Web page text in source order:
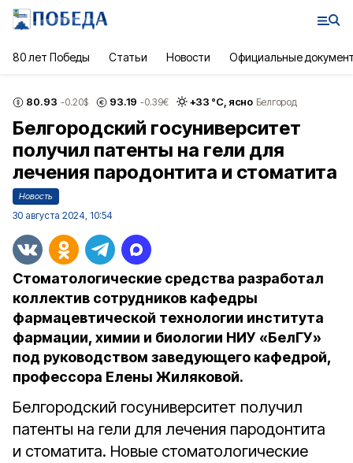
80 лет Победы Статьи Новости Официальные
80.93 -0.20$ 93.19 -0.39€ +33 °С, ясно Белгород
Белгородский госуниверситет
получил патенты на гели для
лечения пародонтита и стоматита
Новость
30 августа 2024, 10:54
Стоматологические средства разработал
коллектив сотрудников кафедры
фармацевтической технологии института
фармации, химии и биологии НИУ «БелГУ»
под руководством заведующего кафедрой,
профессора Елены Жиляковой.
Белгородский госуниверситет получил
патенты на гели для лечения пародонтита
и стоматита. Новые стоматологические